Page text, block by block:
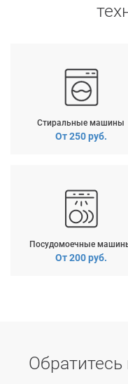
Стиральные машины
От 250 руб.
Посудомоечные
От 200 руб.